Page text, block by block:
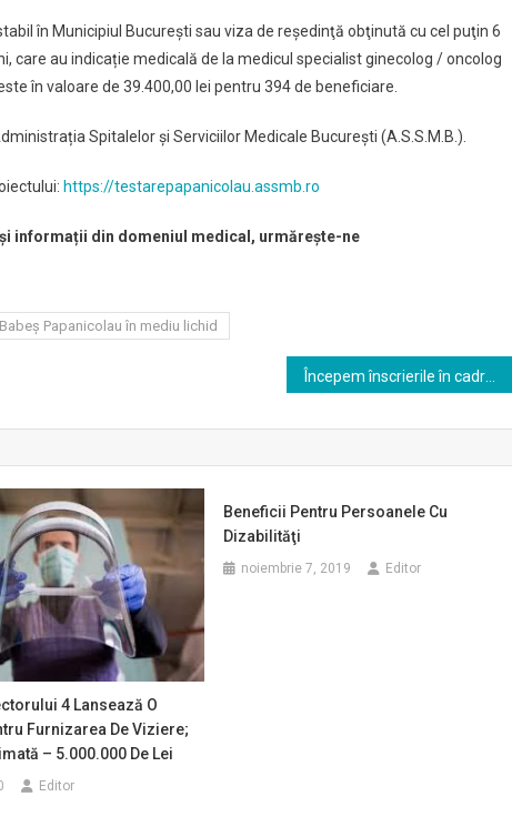
în Municipiul București sau viza de reşedinţă obţinută cu cel puţin 6
care au indicație medicală de la medicul specialist ginecolog / oncolog
în valoare de 39.400,00 lei pentru 394 de beneficiare.
Spitalelor și Serviciilor Medicale București (A.S.S.M.B.).
https://testarepapanicolau.assmb.ro
informații din domeniul medical, urmărește-ne
Papanicolau în mediu lichid
4 Lansează O
Furnizarea De Viziere;
– 5.000.000 De Lei
Editor
Beneficii Pentru Persoanele Cu
Dizabilităţi
noiembrie 7, 2019 Editor